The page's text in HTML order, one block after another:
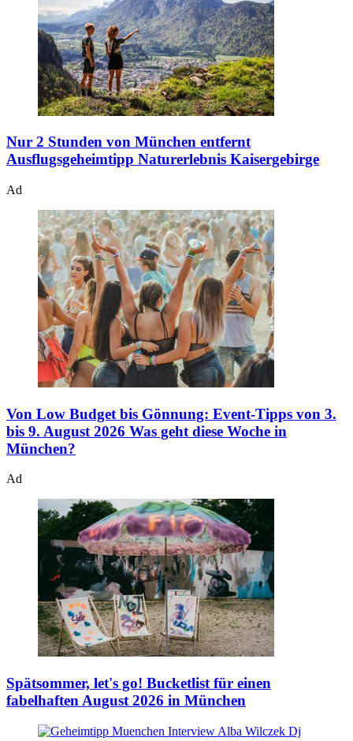
Nur 2 Stunden von München entfernt
Ausflugsgeheimtipp Naturerlebnis Kaisergebirge
Ad
Von Low Budget bis Gönnung: Event-Tipps von 3.
bis 9. August 2026 Was geht diese Woche in
München?
Ad
Spätsommer, let's go! Bucketlist für einen
fabelhaften August 2026 in München